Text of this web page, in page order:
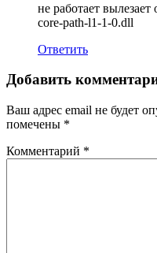
не работает
core-path-l1-1-0.dll
Ответить
Добавить
Ваш адрес email не будет
помечены *
Комментарий *